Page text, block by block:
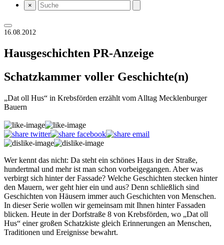
×
16.08.2012
Hausgeschichten PR-Anzeige
Schatzkammer voller Geschichte(n)
„Dat oll Hus“ in Krebsförden erzählt vom Alltag Mecklenburger
Bauern
Wer kennt das nicht: Da steht ein schönes Haus in der Straße,
hundertmal und mehr ist man schon vorbeigegangen. Aber was
verbirgt sich hinter der Fassade? Welche Geschichten stecken hinter
den Mauern, wer geht hier ein und aus? Denn schließlich sind
Geschichten von Häusern immer auch Geschichten von Menschen.
In dieser Serie wollen wir gemeinsam mit Ihnen hinter Fassaden
blicken. Heute in der Dorfstraße 8 von Krebsförden, wo „Dat oll
Hus“ einer großen Schatzkiste gleich Erinnerungen an Menschen,
Traditionen und Ereignisse bewahrt.